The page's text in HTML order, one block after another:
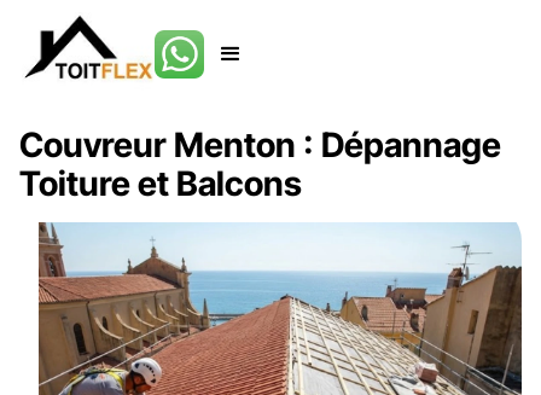
Couvreur Menton : Dépannage
Toiture et Balcons